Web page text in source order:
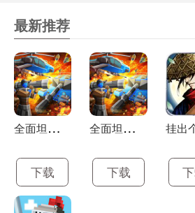
最新推荐
全
面坦克模拟器最新版
下载
全
面坦克模拟器
下载